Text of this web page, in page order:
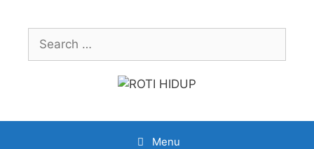
contentSearch
for:
Menu